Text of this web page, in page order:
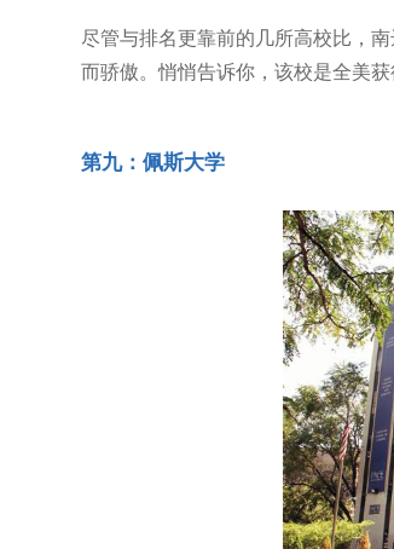
尽管与排名更靠前的几所高校比，
而骄傲。悄悄告诉你，该校是全美
第九：佩斯大学